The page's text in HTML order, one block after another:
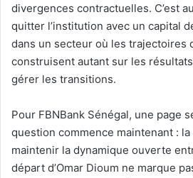
divergences contractuelles. C’est
quitter l’institution avec un capital
dans un secteur où les trajectoires
construisent autant sur les
gérer les transitions.
Pour FBNBank Sénégal, une page
question commence maintenant :
maintenir la dynamique ouverte
départ d’Omar Dioum ne marque